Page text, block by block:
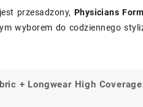
przesadzony, Physicians
wyborem do codziennego
+ Longwear High